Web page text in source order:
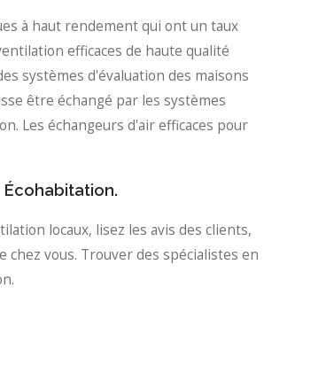
à haut rendement qui ont un taux
efficaces de haute qualité
systèmes d'évaluation des maisons
être échangé par les systèmes
Les échangeurs d'air efficaces pour
locaux, lisez les avis des clients,
vous. Trouver des spécialistes en